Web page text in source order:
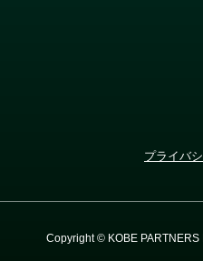
プライバ
Copyright © KOBE PARTNERS